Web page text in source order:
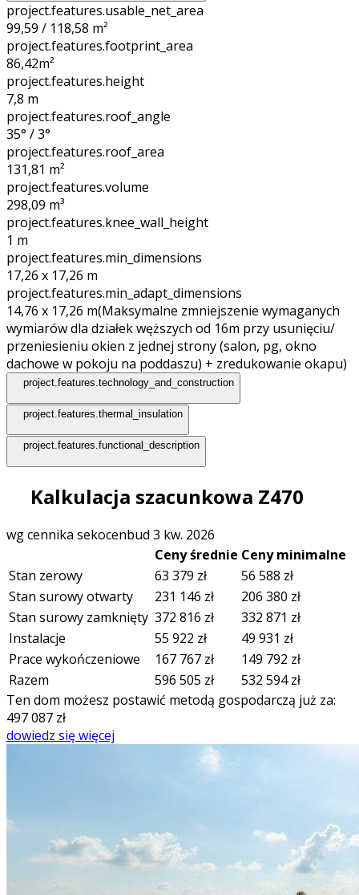
project.features.usable_net_area
99,59 / 118,58 m²
project.features.footprint_area
86,42m²
project.features.height
7,8 m
project.features.roof_angle
35° / 3°
project.features.roof_area
131,81 m²
project.features.volume
298,09 m³
project.features.knee_wall_height
1 m
project.features.min_dimensions
17,26 x 17,26 m
project.features.min_adapt_dimensions
14,76 x 17,26 m(Maksymalne zmniejszenie wymaganych
wymiarów dla działek węższych od 16m przy usunięciu/
przeniesieniu okien z jednej strony (salon, pg, okno
dachowe w pokoju na poddaszu) + zredukowanie okapu)
project.features.technology_and_construction
project.features.thermal_insulation
project.features.functional_description
Kalkulacja szacunkowa Z470
wg cennika sekocenbud 3 kw. 2026
Ceny średnie Ceny minimalne
Stan zerowy
63 379 zł 56 588 zł
Stan surowy otwarty
231 146 zł 206 380 zł
Stan surowy zamknięty 372 816 zł 332 871 zł
Instalacje
55 922 zł 49 931 zł
Prace wykończeniowe
167 767 zł 149 792 zł
Razem
596 505 zł 532 594zł
Ten dom możesz postawić metodą gospodarczą już za:
497 087 zł
dowiedz się więcej